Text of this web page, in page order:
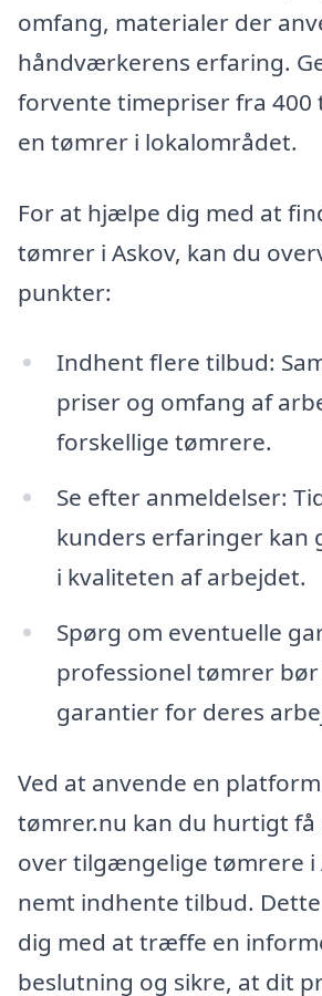
omfang, materialer der
håndværkerens erfaring.
forvente timepriser fra 400
en tømrer i lokalområdet.
For at hjælpe dig med at
tømrer i Askov, kan du
punkter:
Indhent flere tilbud:
priser og omfang af
forskellige tømrere.
Se efter anmeldelser:
kunders erfaringer kan
i kvaliteten af arbejdet.
Spørg om eventuelle
professionel tømrer
garantier for deres
Ved at anvende en
tømrer.nu kan du hurtigt få
over tilgængelige tømrere i
nemt indhente tilbud.
dig med at træffe en
beslutning og sikre, at dit